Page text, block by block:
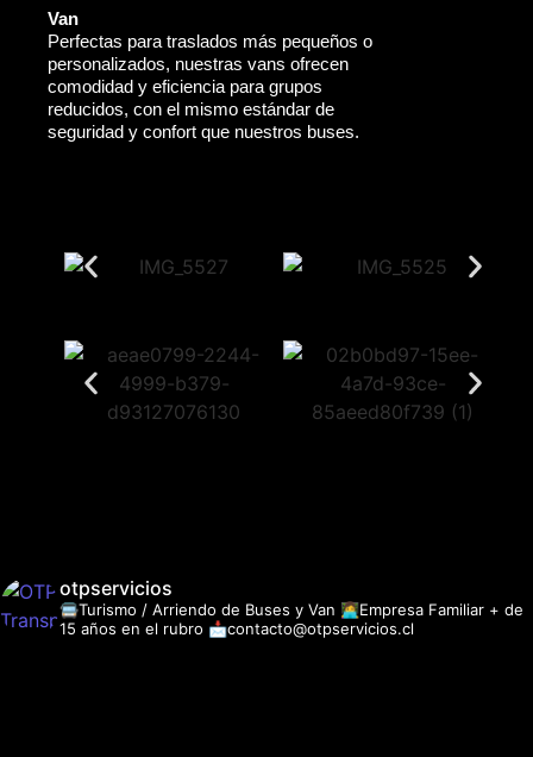
Van
Perfectas para traslados más pequeños o
personalizados, nuestras vans ofrecen
comodidad y eficiencia para grupos
reducidos, con el mismo estándar de
seguridad y confort que nuestros buses.
otpservicios
🚍Turismo / Arriendo de Buses y Van 👩‍💻Empresa Familiar + de
15 años en el rubro 📩contacto@otpservicios.cl